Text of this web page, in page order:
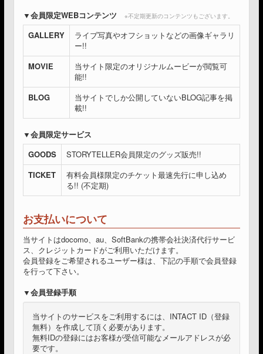
会員限定WEBコンテンツ
※不定期更新のコンテンツもございます。
GALLERY
ライブ写真やオフショットなどの画像ギャラリ
ー!!
MOVIE
当サイト限定のオリジナルムービーが閲覧可
能!!
BLOG
当サイトでしか公開していないBLOG記事を掲
載!!
会員限定サービス
GOODS
STORYTELLER会員限定のグッズ販売!!
TICKET
有料会員様限定のチケット最速先行に申し込め
る!! (不定期)
お支払いについて
当サイトはdocomo、au、SoftBankの携帯会社決済代行サービ
ス、クレジットカードがご利用いただけます。
会員登録をご希望されるユーザー様は、下記の手順で会員登録
を行って下さい。
会員登録手順
当サイトのサービスをご利用するには、INTACT ID（登録
無料）を作成して頂く必要があります。
無料IDの登録にはお客様が受信可能なメールアドレスが必
要です。